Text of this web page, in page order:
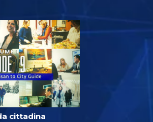
cittadina